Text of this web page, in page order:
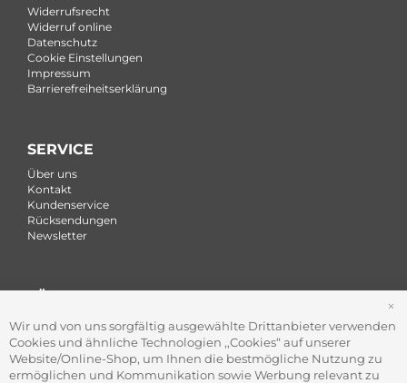
Widerrufsrecht
Widerruf online
Datenschutz
Cookie Einstellungen
Impressum
Barrierefreiheitserklärung
SERVICE
Über uns
Kontakt
Kundenservice
Rücksendungen
Newsletter
FÜR FIRMEN
Office Coffee Kaffee für das Büro
Firmenkundenservice
Firmenrabatt-Programm
Werbegeschenke
Wir und von uns sorgfältig ausgewählte Drittanbieter verwenden
Cookies und ähnliche Technologien ,,Cookies“ auf unserer
Website/Online-Shop, um Ihnen die bestmögliche Nutzung zu
ermöglichen und Kommunikation sowie Werbung relevant zu